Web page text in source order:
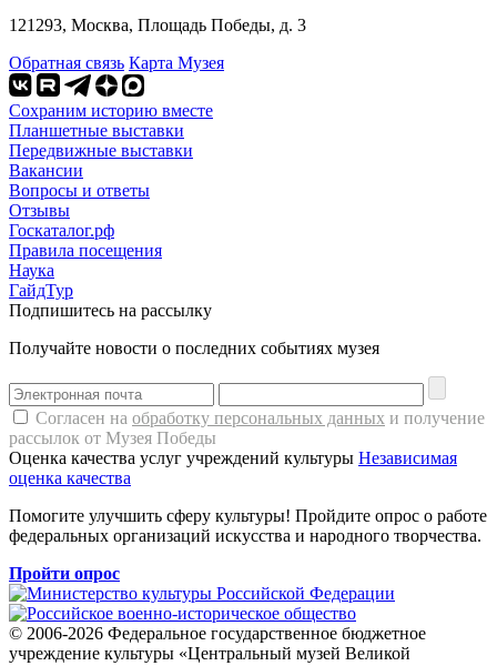
121293, Москва, Площадь Победы, д. 3
Обратная связь Карта Музея
Сохраним историю вместе
Планшетные выставки
Передвижные выставки
Вакансии
Вопросы и ответы
Отзывы
Госкаталог.рф
Правила посещения
Наука
ГайдТур
Подпишитесь на рассылку
Получайте новости о последних событиях музея
Согласен на обработку персональных данных и получение
рассылок от Музея Победы
Оценка качества услуг учреждений культуры Независимая
оценка качества
Помогите улучшить сферу культуры! Пройдите опрос о работе
федеральных организаций искусства и народного творчества.
Пройти опрос
© 2006-2026 Федеральное государственное бюджетное
учреждение культуры «Центральный музей Великой